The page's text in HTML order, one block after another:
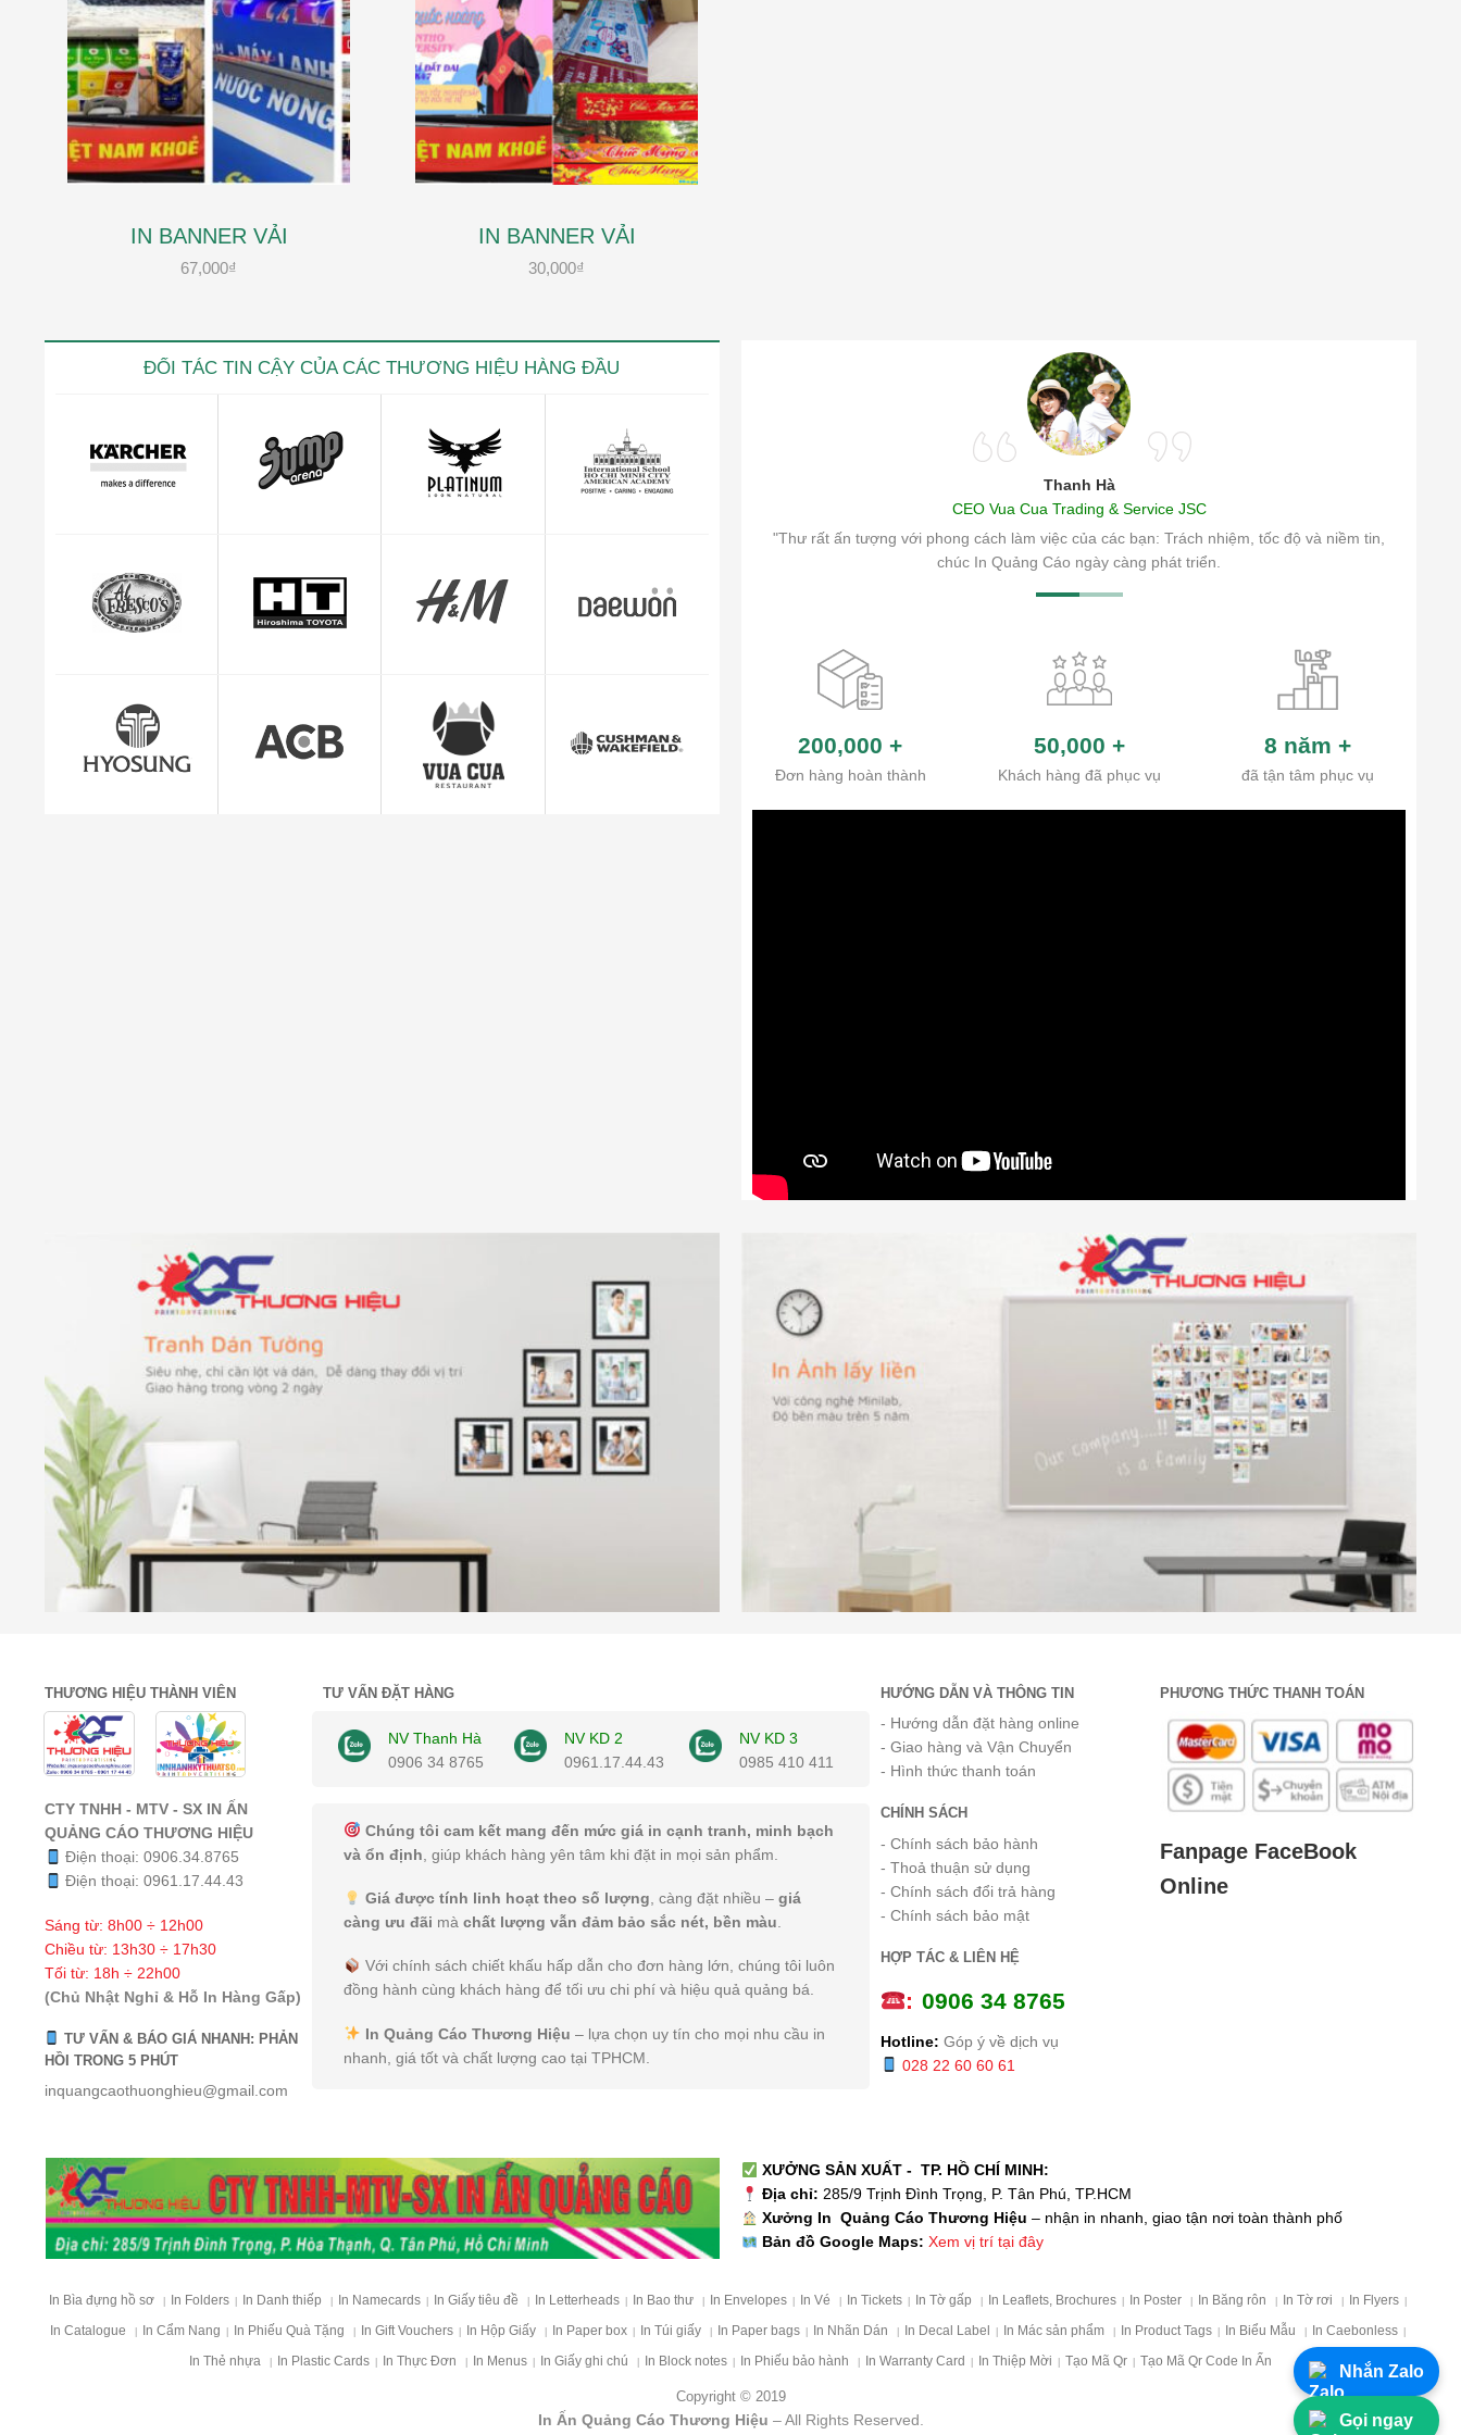
IN BANNER VẢI
67,000₫
IN BANNER VẢI
30,000₫
ĐỐI TÁC TIN CẬY CỦA CÁC THƯƠNG HIỆU HÀNG ĐẦU
Thanh Hà
CEO Vua Cua Trading & Service JSC
"Thư rất ấn tượng với phong cách làm việc của các bạn: Trách nhiệm, tốc độ và niềm tin,
chúc In Quảng Cáo ngày càng phát triển.
Kevin trọng
200,000 +
Đơn hàng hoàn thành
50,000 +
Khách hàng đã phục vụ
8 năm +
đã tận tâm phục vụ
THƯƠNG HIỆU THÀNH VIÊN
CTY TNHH - MTV - SX IN ẤN
QUẢNG CÁO THƯƠNG HIỆU
Điện thoại:0906.34.8765
Điện thoại:0961.17.44.43
Sáng từ: 8h00 ÷ 12h00
Chiều từ: 13h30 ÷ 17h30
Tối từ: 18h ÷ 22h00
(Chủ Nhật Nghỉ & Hỗ In Hàng Gấp)
TƯ VẤN & BÁO GIÁ NHANH: PHẢN
HỒI TRONG 5 PHÚT
inquangcaothuonghieu@gmail.com
TƯ VẤN ĐẶT HÀNG
NV Thanh Hà
0906 34 8765
NV KD 2
0961.17.44.43
NV KD 3
0985 410 411
Chúng tôi cam kết mang đến mức giá in cạnh tranh, minh bạch
và ổn định , giúp khách hàng yên tâm khi đặt in mọi sản phẩm.
Giá được tính linh hoạt theo số lượng, càng đặt nhiều – giá
càng ưu đãi màchất lượng vẫn đảm bảo sắc nét, bền màu.
Với chính sách chiết khấu hấp dẫn cho đơn hàng lớn, chúng tôi luôn
đồng hành cùng khách hàng để tối ưu chi phí và hiệu quả quảng bá.
In Quảng Cáo Thương Hiệu – lựa chọn uy tín cho mọi nhu cầu in
nhanh, giá tốt và chất lượng cao tại TPHCM.
HƯỚNG DẪN VÀ THÔNG TIN
- Hướng dẫn đặt hàng online
- Giao hàng và Vận Chuyển
- Hình thức thanh toán
CHÍNH SÁCH
- Chính sách bảo hành
- Thoả thuận sử dụng
- Chính sách đổi trả hàng
- Chính sách bảo mật
HỢP TÁC & LIÊN HỆ
: 0906 34 8765
Hotline: Góp ý về dịch vụ
028 22 60 60 61
PHƯƠNG THỨC THANH TOÁN
Fanpage FaceBook
Online
XƯỞNG SẢN XUẤT - TP. HỒ CHÍ MINH:
Địa chỉ: 285/9 Trịnh Đình Trọng, P. Tân Phú, TP.HCM
Xưởng In Quảng Cáo Thương Hiệu – nhận in nhanh, giao tận nơi toàn thành phố
Bản đồ Google Maps: Xem vị trí tại đây
In Bìa đựng hồ sơ In Folders In Danh thiếp In Namecards In Giấy tiêu đề In Letterheads In Bao thư In Envelopes In Vé In Tickets In Tờ gấp In Leaflets, Brochures In Poster In Băng rôn In Tờ rơi In Flyers
In Catalogue In Cẩm Nang In Phiếu Quà Tặng In Gift Vouchers In Hộp Giấy In Paper box In Túi giấy In Paper bags In Nhãn Dán In Decal Label In Mác sản phẩm In Product Tags In Biểu Mẫu In Caebonless
In Thẻ nhựa In Plastic Cards In Thực Đơn In Menus In Giấy ghi chú In Block notes In Phiếu bảo hành In Warranty Card In Thiệp Mời Tạo Mã Qr Tạo Mã Qr Code In Ấn
Copyright © 2019
In Ấn Quảng Cáo Thương Hiệu – All Rights Reserved.
Nhắn Zalo
Gọi ngay